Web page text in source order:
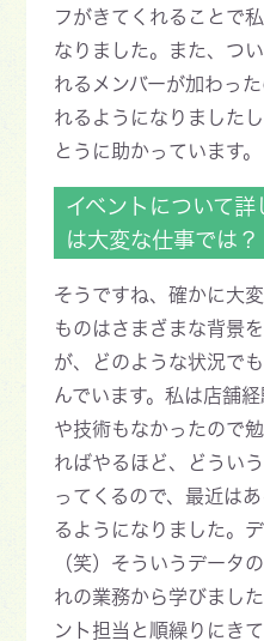
フがきてくれることで
なりました。また、つ
れるメンバーが加わっ
れるようになりました
とうに助かっています。
イベントについて
は大変な仕事では？
そうですね、確かに大
ものはさまざまな背景
が、どのような状況で
んでいます。私は店舗
や技術もなかったので
ればやるほど、どうい
ってくるので、最近は
るようになりました。
（笑）そういうデータ
れの業務から学びまし
ント担当と順繰りにき